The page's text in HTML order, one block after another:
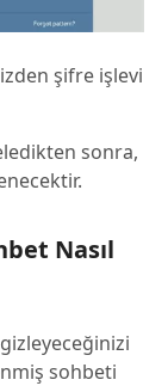
şifre işlevi
sonra,
Nasıl
sohbeti